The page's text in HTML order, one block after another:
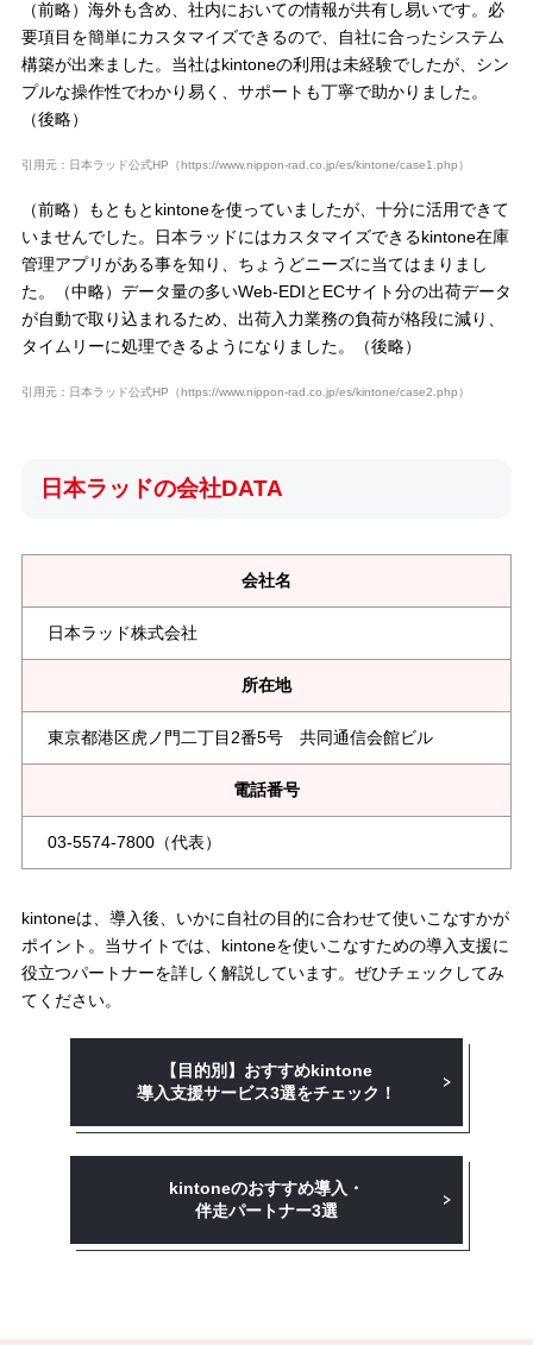
（前略）海外も含め、社内においての情報が共有し易いです。必
要項目を簡単にカスタマイズできるので、自社に合ったシステム
構築が出来ました。当社はkintoneの利用は未経験でしたが、シン
プルな操作性でわかり易く、サポートも丁寧で助かりました。
（後略）
引用元：日本ラッド公式HP（https://www.nippon-rad.co.jp/es/kintone/case1.php）
（前略）もともとkintoneを使っていましたが、十分に活用できて
いませんでした。日本ラッドにはカスタマイズできるkintone在庫
管理アプリがある事を知り、ちょうどニーズに当てはまりまし
た。（中略）データ量の多いWeb-EDIとECサイト分の出荷データ
が自動で取り込まれるため、出荷入力業務の負荷が格段に減り、
タイムリーに処理できるようになりました。（後略）
引用元：日本ラッド公式HP（https://www.nippon-rad.co.jp/es/kintone/case2.php）
日本ラッドの会社DATA
会社名
日本ラッド株式会社
所在地
東京都港区虎ノ門二丁目2番5号 共同通信会館ビル
電話番号
03-5574-7800（代表）
kintoneは、導入後、いかに自社の目的に合わせて使いこなすかが
ポイント。当サイトでは、kintoneを使いこなすための導入支援に
役立つパートナーを詳しく解説しています。ぜひチェックしてみ
てください。
【目的別】おすすめkintone
導入支援サービス3選をチェック！
kintoneのおすすめ導入・
伴走パートナー3選